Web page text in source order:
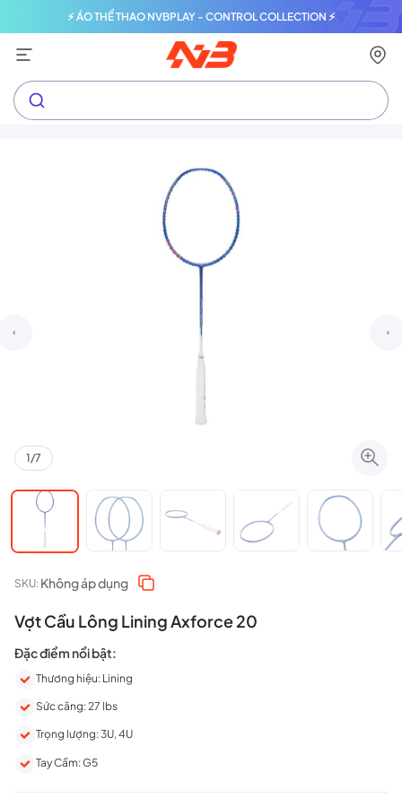
⚡ ÁO THỂ THAO NVBPLAY - CONTROL COLLECTION ⚡
1/7
SKU: Không áp dụng
Vợt Cầu Lông Lining Axforce 20
Đặc điểm nổi bật:
Thương hiệu: Lining
Sức căng: 27 lbs
Trọng lượng: 3U, 4U
Tay Cầm: G5